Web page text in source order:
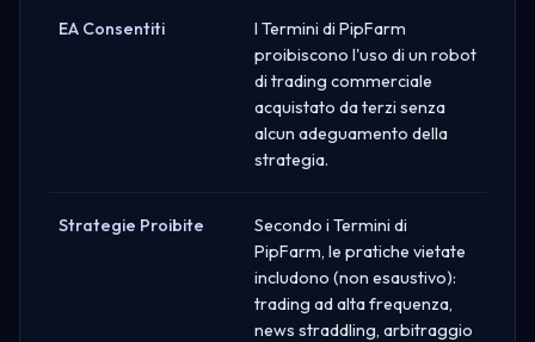
EA Consentiti
I Termini di PipFarm
proibiscono l'uso di un robot
di trading commerciale
acquistato da terzi senza
alcun adeguamento della
strategia.
Strategie Proibite
Secondo i Termini di
PipFarm, le pratiche vietate
includono (non esaustivo):
trading ad alta frequenza,
news straddling, arbitraggio